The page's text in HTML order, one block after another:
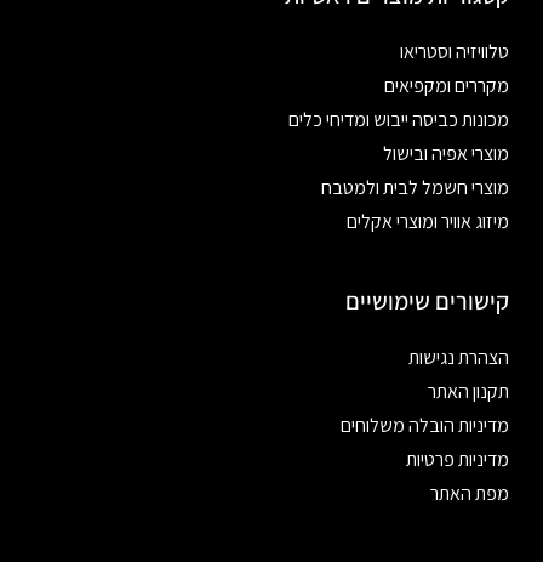
טלוויזיה וסטריאו
מקררים ומקפיאים
מכונות כביסה ייבוש ומדיחי כלים
מוצרי אפיה ובישול
מוצרי חשמל לבית ולמטבח
מיזוג אוויר ומוצרי אקלים
קישורים שימושיים
הצהרת נגישות
תקנון האתר
מדיניות הובלה משלוחים
מדיניות פרטיות
מפת האתר